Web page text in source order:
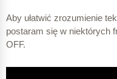
Aby ułatwić zrozumienie
postaram się w niektórych
OFF.